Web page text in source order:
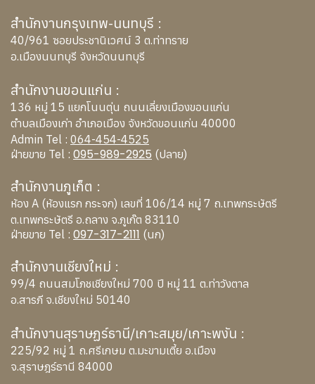
สำนักงานกรุงเทพ-นนทบุรี :
40/961 ซอยประชานิเวศน์ 3 ต.ท่าทราย
อ.เมืองนนทบุรี จังหวัดนนทบุรี
สำนักงานขอนแก่น :
136 หมู่ 15 แยกโนนตุ่น ถนนเลี่ยงเมืองขอนแก่น
ตำบลเมืองเก่า อำเภอเมือง จังหวัดขอนแก่น 40000
Admin Tel : 064-454-4525
ฝ่ายขาย Tel : 095-989-2925 (ปลาย)
สำนักงานภูเก็ต :
ห้อง A (ห้องแรก กระจก) เลขที่ 106/14 หมู่ 7 ถ.เทพกระษัตรี
ต.เทพกระษัตรี อ.ถลาง จ.ภูเก๊ต 83110
ฝ่ายขาย Tel : 097-317-2111 (นก)
สำนักงานเชียงใหม่ :
99/4 ถนนสมโภชเชียงใหม่ 700 ปี หมู่ 11 ต.ท่าวังตาล
อ.สารภี จ.เชียงใหม่ 50140
สำนักงานสุราษฏร์ธานี/เกาะสมุย/เกาะพงัน :
225/92 หมู่ 1 ถ.ศรีเกษม ต.มะขามเตี้ย อ.เมือง
จ.สุราษฎร์ธานี 84000